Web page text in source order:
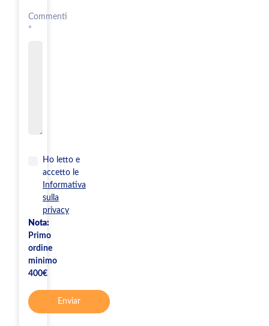
Commenti
*
Ho letto e
accetto le
Informativa
sulla
privacy
Nota:
Primo
ordine
minimo
400€
Enviar